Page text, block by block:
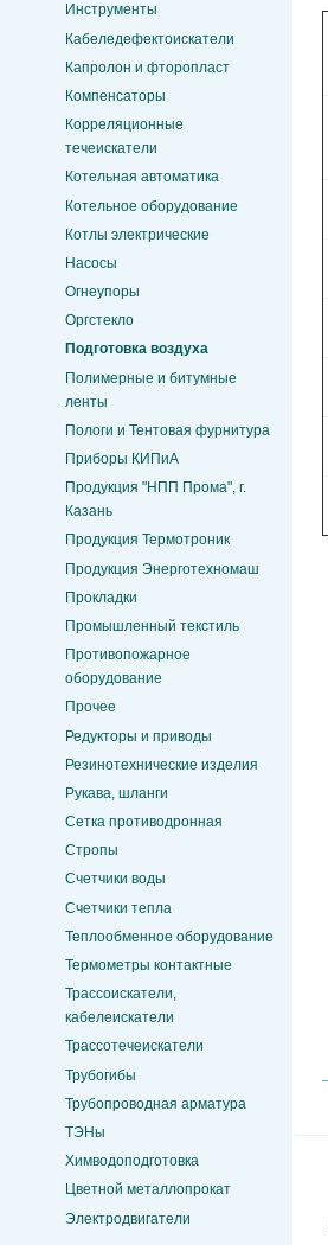
Инструменты
Кабеледефектоискатели
Капролон и фторопласт
Компенсаторы
Корреляционные
течеискатели
Котельная автоматика
Котельное оборудование
Котлы электрические
Насосы
Огнеупоры
Оргстекло
Подготовка воздуха
Полимерные и битумные
ленты
Пологи и Тентовая фурнитура
Приборы КИПиА
Продукция "НПП Прома", г.
Казань
Продукция Термотроник
Продукция Энерготехномаш
Прокладки
Промышленный текстиль
Противопожарное
оборудование
Прочее
Редукторы и приводы
Резинотехнические изделия
Рукава, шланги
Сетка противодронная
Стропы
Счетчики воды
Счетчики тепла
Теплообменное оборудование
Термометры контактные
Трассоискатели,
кабелеискатели
Трассотечеискатели
Трубогибы
Трубопроводная арматура
ТЭНы
Химводоподготовка
Цветной металлопрокат
Электродвигатели